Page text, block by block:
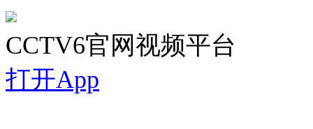
CCTV6官网视频平台
打开App